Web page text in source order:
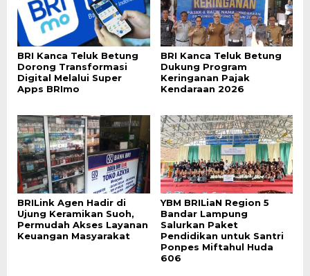
BRI Kanca Teluk Betung
Dorong Transformasi
Digital Melalui Super
Apps BRImo
BRI Kanca Teluk Betung
Dukung Program
Keringanan Pajak
Kendaraan 2026
BRILink Agen Hadir di
Ujung Keramikan Suoh,
Permudah Akses Layanan
Keuangan Masyarakat
YBM BRILiaN Region 5
Bandar Lampung
Salurkan Paket
Pendidikan untuk Santri
Ponpes Miftahul Huda
606